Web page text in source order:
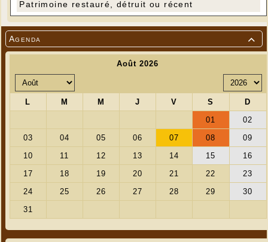

Agenda
Patrimoine restauré, détruit ou récent